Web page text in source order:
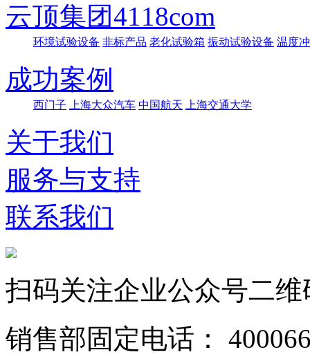
云顶集团4118com
环境试验设备 非标产品 老化试验箱 振动试验设备 温度
成功案例
西门子 上海大众汽车 中国航天 上海交通大学
关于我们
服务与支持
联系我们
扫码关注企业公众号二维
销售部固定电话：